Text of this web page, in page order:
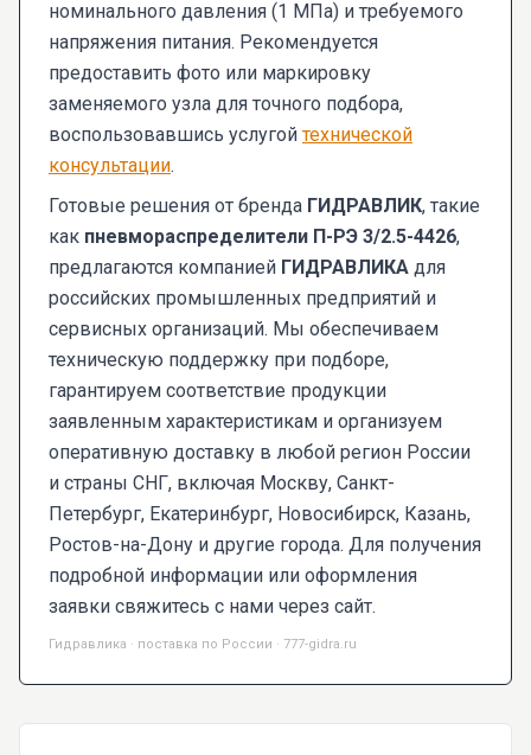
номинального давления (1 МПа) и требуемого
напряжения питания. Рекомендуется
предоставить фото или маркировку
заменяемого узла для точного подбора,
воспользовавшись услугойтехнической
консультации.
Готовые решения от бренда ГИДРАВЛИК, такие
как пневмораспределители П-РЭ 3/2.5-4426,
предлагаются компанией ГИДРАВЛИКА для
российских промышленных предприятий и
сервисных организаций. Мы обеспечиваем
техническую поддержку при подборе,
гарантируем соответствие продукции
заявленным характеристикам и организуем
оперативную доставку в любой регион России
и страны СНГ, включая Москву, Санкт-
Петербург, Екатеринбург, Новосибирск, Казань,
Ростов-на-Дону и другие города. Для получения
подробной информации или оформления
заявки свяжитесь с нами через сайт.
Гидравлика · поставка по России · 777-gidra.ru